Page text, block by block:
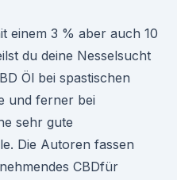
einem 3 % aber auch 10
du deine Nesselsucht
Öl bei spastischen
und ferner bei
sehr gute
Die Autoren fassen
CBDfür